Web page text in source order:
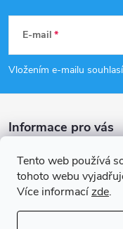
Tento web používá
tohoto webu
Více informacízde.
p
a
t
E-mail
Vložením e-mailu
Informace pro vás
Přijímáme online